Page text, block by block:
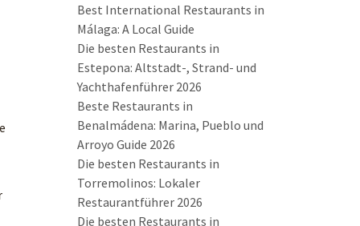
Best International Restaurants in
Málaga: A Local Guide
Die besten Restaurants in
Estepona: Altstadt-, Strand- und
Yachthafenführer 2026
Beste Restaurants in
Benalmádena: Marina, Pueblo und
Arroyo Guide 2026
Die besten Restaurants in
Torremolinos: Lokaler
Restaurantführer 2026
Die besten Restaurants in